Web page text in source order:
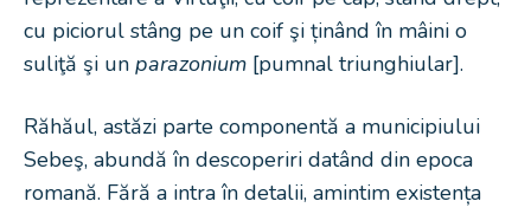
cu piciorul stâng pe un coif şi ținând în mâini o
suliţă şi un parazonium [pumnal triunghiular].
Răhăul, astăzi parte componentă a municipiului
Sebeş, abundă în descoperiri datând din epoca
romană. Fără a intra în detalii, amintim existența